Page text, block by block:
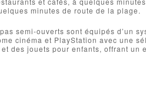
minutes de route de la plage.
semi-ouverts sont équipés d’un
cinéma et PlayStation avec une
des jouets pour enfants, offrant